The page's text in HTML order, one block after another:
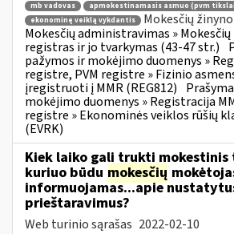
mb vadovas
apmokestinamasis asmuo (pvm
ekonominę veiklą vykdantis
Mokesčių
Mokesčių administravimas »
registras ir jo tvarkymas (43-47 str.)
pažymos ir mokėjimo duomenys »
registre, PVM registre » Fizinio
įregistruoti į MMR (REG812)
mokėjimo duomenys » Registracija
registre » Ekonominės veiklos rūšių
(EVRK)
Kiek laiko gali trukti mokestinis
kuriuo būdu mokesčių
informuojamas...apie
prieštaravimus?
Web turinio sąrašas 2022-02-10